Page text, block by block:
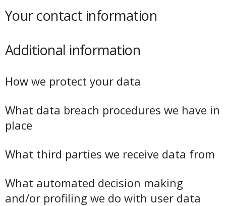
Your contact information
Additional information
How we protect your data
What data breach procedures we have in
place
What third parties we receive data from
What automated decision making
and/or profiling we do with user data